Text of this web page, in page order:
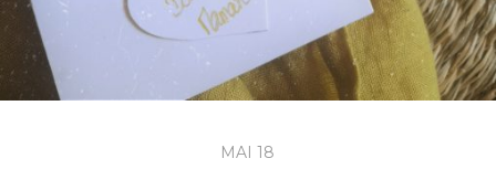
MAI 18